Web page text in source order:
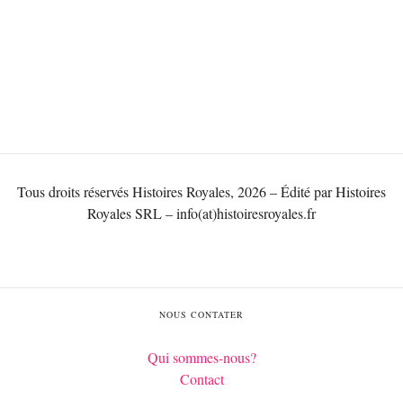
Tous droits réservés Histoires Royales, 2026 – Édité par Histoires
Royales SRL – info(at)histoiresroyales.fr
NOUS CONTATER
Qui sommes-nous?
Contact